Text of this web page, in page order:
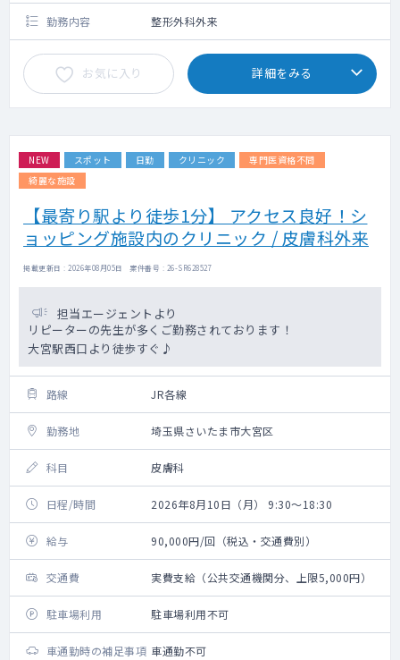
勤務内容 整形外科外来
お気に入り 詳細をみる
NEW スポット 日勤 クリニック
専門医資格不問
綺麗な施設
【最寄り駅より徒歩1分】 アクセス良好！シ
ョッピング施設内のクリニック / 皮膚科外来
掲載更新日 : 2026年08月05日 案件番号 : 26-SR628527
担当エージェントより
リピーターの先生が多くご勤務されております！
大宮駅西口より徒歩すぐ♪
路線 JR各線
勤務地 埼玉県さいたま市大宮区
科目 皮膚科
日程/時間 2026年8月10日（月） 9:30～18:30
給与 90,000円/回（税込・交通費別）
交通費 実費支給（公共交通機関分、上限5,000円）
駐車場利用 駐車場利用不可
車通勤時の補足事項 車通勤不可